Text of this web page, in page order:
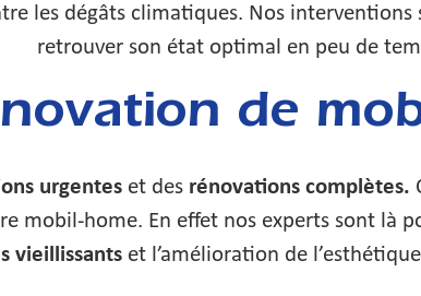
les dégâts climatiques. Nos
retrouver son état optimal en peu de
de
urgentes et des rénovations complètes.
mobil-home. En effet nos experts sont là
vieillissants et l’amélioration de